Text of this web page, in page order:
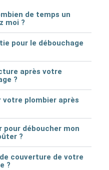
de temps un
moi ?
pour le débouchage
après votre
?
votre plombier après
pour déboucher mon
?
couverture de votre
?